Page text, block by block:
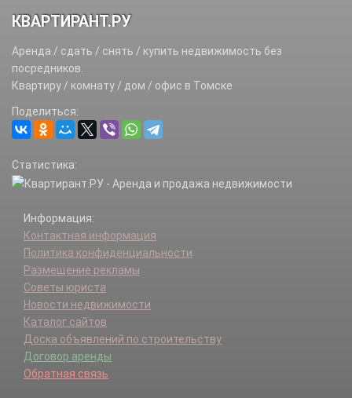
КВАРТИРАНТ.РУ
Аренда / сдать / снять / купить недвижимость без
посредников.
Квартиру / комнату / дом / офис в Томске
Поделиться:
Статистика:
Информация:
Контактная информация
Политика конфиденциальности
Размещение рекламы
Советы юриста
Новости недвижимости
Каталог сайтов
Доска объявлений по строительству
Договор аренды
Обратная связь